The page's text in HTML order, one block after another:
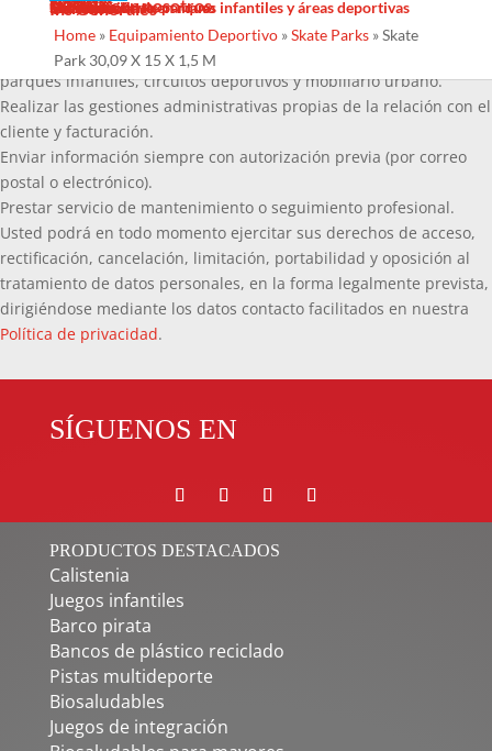
Trabaja con nosotros
Servicios
Diseño
Fabricacion
Mantenimiento
Proyectos llave en mano
Desinfección de parques infantiles y áreas deportivas
Contacto
Ins Generales
Home» Equipamiento Deportivo»Skate Parks»Skate
Park 30,09 X 15 X 1,5 M
información que nos facilita tiene como fin:
Diseño, fabricación e instalación y mantenimiento, de juegos para
parques infantiles, circuitos deportivos y mobiliario urbano.
Realizar las gestiones administrativas propias de la relación con el
cliente y facturación.
Enviar información siempre con autorización previa (por correo
postal o electrónico).
Prestar servicio de mantenimiento o seguimiento profesional.
Usted podrá en todo momento ejercitar sus derechos de acceso,
rectificación, cancelación, limitación, portabilidad y oposición al
tratamiento de datos personales, en la forma legalmente prevista,
dirigiéndose mediante los datos contacto facilitados en nuestra
Política de privacidad.
SÍGUENOS EN
PRODUCTOS DESTACADOS
Calistenia
Juegos infantiles
Barco pirata
Bancos de plástico reciclado
Pistas multideporte
Biosaludables
Juegos de integración